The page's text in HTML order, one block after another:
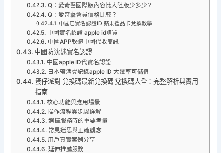
Q：愛奇藝國際版內容比大陸版少多少？
Q：愛奇藝會員價格比較？
中國已實名認證ID 蘋果禮品卡兌換教學
中國實名認證 apple id購買
中國APP軟體中國代收簡訊
中國防沈迷實名認證
中國apple ID代實名認證
日本帶消費記錄apple ID 大幾率可儲值
蛋仔派對 兌換碼最新兌換碼 兌換碼大全：完整解析與實用
指南
核心功能與應用場景
操作流程與步驟詳解
選擇服務時的重要考量
常見迷思與正確觀念
用戶真實案例分享
延伸推薦服務